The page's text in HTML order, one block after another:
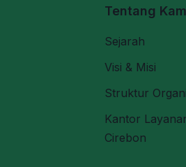
Tentang
Sejarah
Visi & Misi
Struktur
Kantor
Cirebon